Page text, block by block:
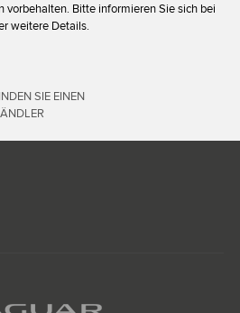
vorbehalten. Bitte informieren Sie sich bei
weitere Details.
SIE EINEN